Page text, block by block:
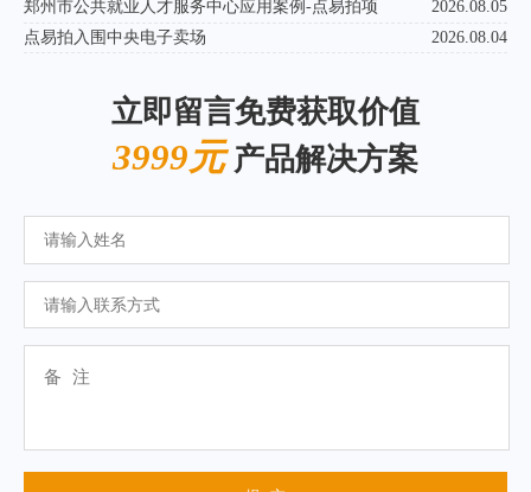
郑州市公共就业人才服务中心应用案例-点易拍项
2026.08.05
点易拍入围中央电子卖场
2026.08.04
立即留言免费获取价值
3999元产品解决方案